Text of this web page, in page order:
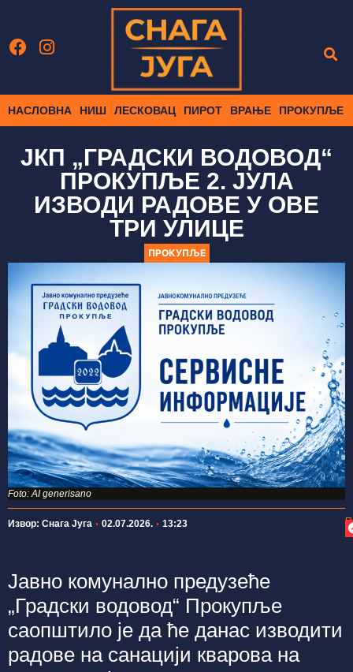
НАСЛОВНА НИШ ЛЕСКОВАЦ ПИРОТ ВРАЊЕ ПРОКУПЉЕ
ЈКП „ГРАДСКИ ВОДОВОД“
ПРОКУПЉЕ 2. ЈУЛА
ИЗВОДИ РАДОВЕ У ОВЕ
ТРИ УЛИЦЕ
ПРОКУПЉЕ
Foto: AI generisano
Извор: Снага Југа 02.07.2026. 13:23
Јавно комунално предузеће
„Градски водовод“ Прокупље
саопштило је да ће данас изводити
радове на санацији кварова на